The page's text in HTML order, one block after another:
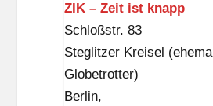
ZIK – Zeit ist knapp
Schloßstr. 83
Steglitzer Kreisel
Globetrotter)
Berlin,